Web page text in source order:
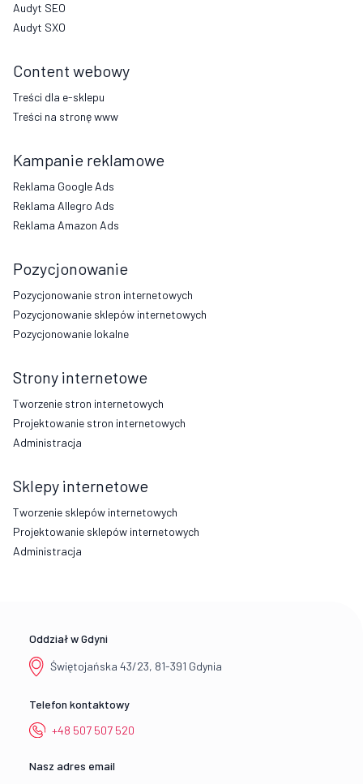
Audyt SEO
Audyt SXO
Content webowy
Treści dla e-sklepu
Treści na stronę www
Kampanie reklamowe
Reklama Google Ads
Reklama Allegro Ads
Reklama Amazon Ads
Pozycjonowanie
Pozycjonowanie stron internetowych
Pozycjonowanie sklepów internetowych
Pozycjonowanie lokalne
Strony internetowe
Tworzenie stron internetowych
Projektowanie stron internetowych
Administracja
Sklepy internetowe
Tworzenie sklepów internetowych
Projektowanie sklepów internetowych
Administracja
Oddział w Gdyni
Świętojańska 43/23, 81-391 Gdynia
Telefon kontaktowy
+48 507 507 520
Nasz adres email